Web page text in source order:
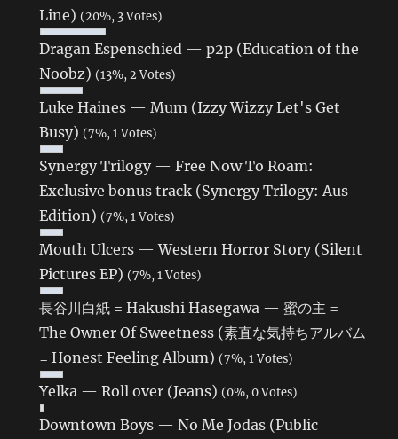
Line) (20%, 3 Votes)
Dragan Espenschied — p2p (Education of the
Noobz) (13%, 2 Votes)
Luke Haines — Mum (Izzy Wizzy Let's Get
Busy) (7%, 1 Votes)
Synergy Trilogy — Free Now To Roam:
Exclusive bonus track (Synergy Trilogy: Aus
Edition) (7%, 1 Votes)
Mouth Ulcers — Western Horror Story (Silent
Pictures EP) (7%, 1 Votes)
長谷川白紙 = Hakushi Hasegawa — 蜜の主 =
The Owner Of Sweetness (素直な気持ちアルバム
= Honest Feeling Album) (7%, 1 Votes)
Yelka — Roll over (Jeans) (0%, 0 Votes)
Downtown Boys — No Me Jodas (Public